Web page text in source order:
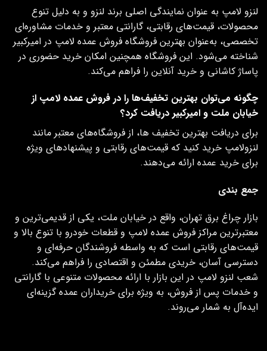
لنزو لامپ به عنوان نمایندگی اصلی برند لنزو و به دلیل تنوع
محصولات، قیمت‌های رقابتی، گارانتی معتبر و خدمات مشاوره‌ای
تخصصی، به‌عنوان بهترین فروشگاه فروش عمده لامپ در امیرکبیر
شناخته می‌شود. این فروشگاه همچنین امکان خرید حضوری در
پاساژ کاشانی و خرید آنلاین را فراهم می‌کند.
چگونه می‌توان بهترین تخفیف‌ها را در فروش عمده لامپ از
خیابان ملت و امیرکبیر دریافت کرد؟
برای دریافت بهترین تخفیف‌ ها، از فروشگاه‌های معتبر مانند
لنزولامپ خرید کنید که قیمت‌های رقابتی و پیشنهادهای ویژه
برای خرید عمده ارائه می‌دهند.
جمع بندی
بازار چراغ برق تهران، واقع در خیابان ملت، یکی از قدیمی‌ترین و
معتبرترین مراکز فروش عمده لامپ و قطعات خودرو با تنوع بالا و
قیمت‌های رقابتی است که به‌ واسطه فروشندگان حرفه‌ای و
دسترسی آسان، خریدی مطمئن و اقتصادی را فراهم می‌کند.
شعب لنزو لامپ در این بازار با ارائه محصولات متنوعی با گارانتی
و خدمات پس از فروش، به ویژه برای خریداران عمده گزینه‌ای
ایده‌آل به شمار می‌روند.